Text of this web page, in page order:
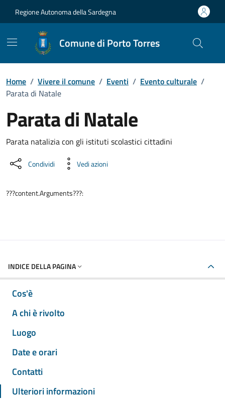
Regione Autonoma della Sardegna
Comune di Porto Torres
Home / Vivere il comune / Eventi / Evento culturale /
Parata di Natale
Parata di Natale
Dettaglio dell'evento
Parata natalizia con gli istituti scolastici cittadini
Condividi Vedi azioni
???content.Arguments???:
INDICE DELLA PAGINA
Cos'è
A chi è rivolto
Luogo
Date e orari
Contatti
Ulteriori informazioni